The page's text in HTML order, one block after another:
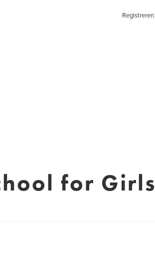
Registreren
for Girls